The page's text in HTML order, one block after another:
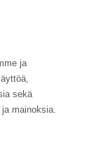
ja
sekä
mainoksia.